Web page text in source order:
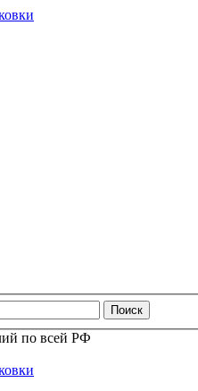
по всей РФ